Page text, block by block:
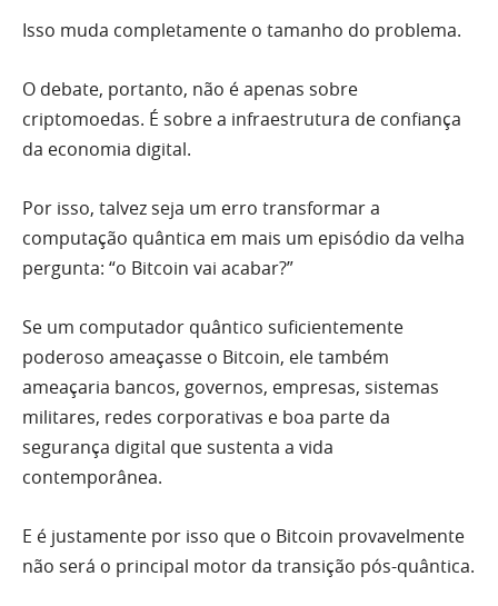
Isso muda completamente o tamanho do problema.
O debate, portanto, não é apenas sobre
criptomoedas. É sobre a infraestrutura de confiança
da economia digital.
Por isso, talvez seja um erro transformar a
computação quântica em mais um episódio da velha
pergunta: “o Bitcoin vai acabar?”
Se um computador quântico suficientemente
poderoso ameaçasse o Bitcoin, ele também
ameaçaria bancos, governos, empresas, sistemas
militares, redes corporativas e boa parte da
segurança digital que sustenta a vida
contemporânea.
E é justamente por isso que o Bitcoin provavelmente
não será o principal motor da transição pós-quântica.